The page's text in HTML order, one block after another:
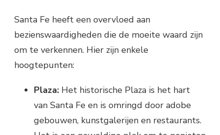
Santa Fe heeft een overvloed aan
bezienswaardigheden die de moeite waard zijn
om te verkennen. Hier zijn enkele
hoogtepunten:
Plaza: Het historische Plaza is het hart
van Santa Fe en is omringd door adobe
gebouwen, kunstgalerijen en restaurants.